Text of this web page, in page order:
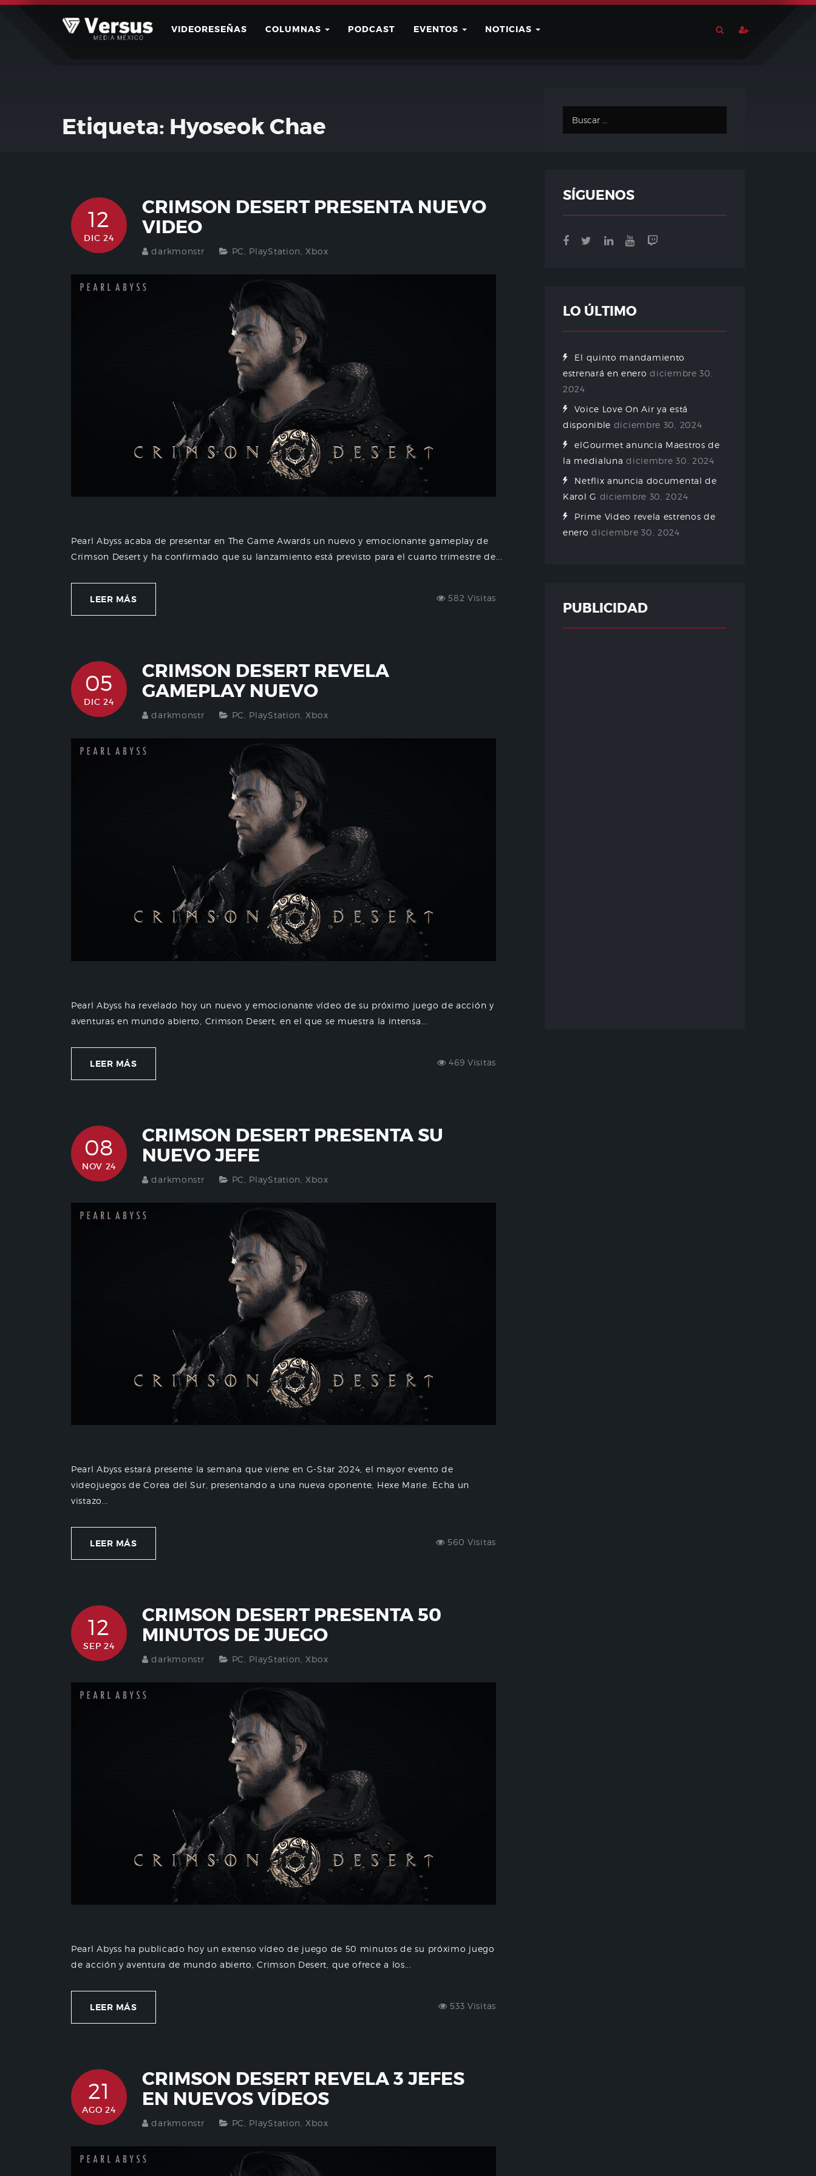
Skip
VIDEORESEÑAS COLUMNAS PODCAST EVENTOS NOTICIAS
Etiqueta: Hyoseok Chae
12
DIC 24
CRIMSON DESERT PRESENTA NUEVO
VIDEO
darkmonstr PC PlayStation Xbox
Pearl Abyss acaba de presentar en The Game Awards un nuevo y emocionante gameplay de
Crimson Desert y ha confirmado que su lanzamiento está previsto para el cuarto trimestre de...
LEER MÁS 582 Visitas
05
DIC 24
CRIMSON DESERT REVELA
GAMEPLAY NUEVO
darkmonstr PC PlayStation Xbox
Pearl Abyss ha revelado hoy un nuevo y emocionante vídeo de su próximo juego de acción y
aventuras en mundo abierto, Crimson Desert, en el que se muestra la intensa...
LEER MÁS 469 Visitas
08
NOV 24
CRIMSON DESERT PRESENTA SU
NUEVO JEFE
darkmonstr PC PlayStation Xbox
Pearl Abyss estará presente la semana que viene en G-Star 2024, el mayor evento de
videojuegos de Corea del Sur, presentando a una nueva oponente, Hexe Marie. Echa un
vistazo...
LEER MÁS 560 Visitas
12
SEP 24
CRIMSON DESERT PRESENTA 50
MINUTOS DE JUEGO
darkmonstr PC PlayStation Xbox
Pearl Abyss ha publicado hoy un extenso vídeo de juego de 50 minutos de su próximo juego
de acción y aventura de mundo abierto, Crimson Desert, que ofrece a los...
LEER MÁS 533 Visitas
21
AGO 24
CRIMSON DESERT REVELA 3 JEFES
EN NUEVOS VÍDEOS
darkmonstr PC PlayStation Xbox
SÍGUENOS
LO ÚLTIMO
El quinto mandamiento
estrenará en enero diciembre 30,
2024
Voice Love On Air ya está
disponible diciembre 30, 2024
elGourmet anuncia Maestros de
la medialuna diciembre 30, 2024
Netflix anuncia documental de
Karol G diciembre 30, 2024
Prime Video revela estrenos de
enero diciembre 30, 2024
PUBLICIDAD